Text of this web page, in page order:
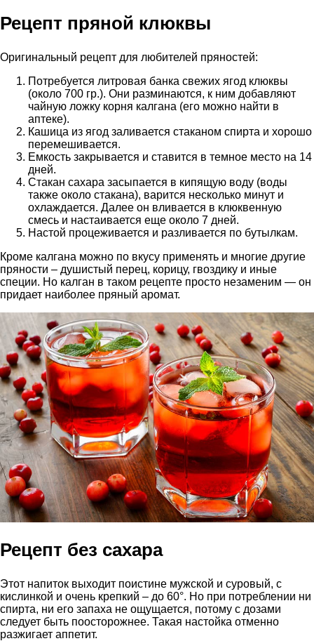
Рецепт пряной клюквы
Оригинальный рецепт для любителей пряностей:
Потребуется литровая банка свежих ягод клюквы
(около 700 гр.). Они разминаются, к ним добавляют
чайную ложку корня калгана (его можно найти в
аптеке).
Кашица из ягод заливается стаканом спирта и хорошо
перемешивается.
Емкость закрывается и ставится в темное место на 14
дней.
Стакан сахара засыпается в кипящую воду (воды
также около стакана), варится несколько минут и
охлаждается. Далее он вливается в клюквенную
смесь и настаивается еще около 7 дней.
Настой процеживается и разливается по бутылкам.
Кроме калгана можно по вкусу применять и многие другие
пряности – душистый перец, корицу, гвоздику и иные
специи. Но калган в таком рецепте просто незаменим — он
придает наиболее пряный аромат.
Рецепт без сахара
Этот напиток выходит поистине мужской и суровый, с
кислинкой и очень крепкий – до 60°. Но при потреблении ни
спирта, ни его запаха не ощущается, потому с дозами
следует быть поосторожнее. Такая настойка отменно
разжигает аппетит.